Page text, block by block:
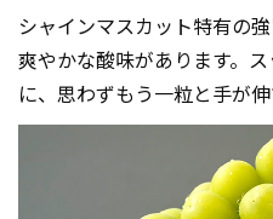
シャインマスカット特有の
爽やかな酸味があります。
に、思わずもう一粒と手が伸